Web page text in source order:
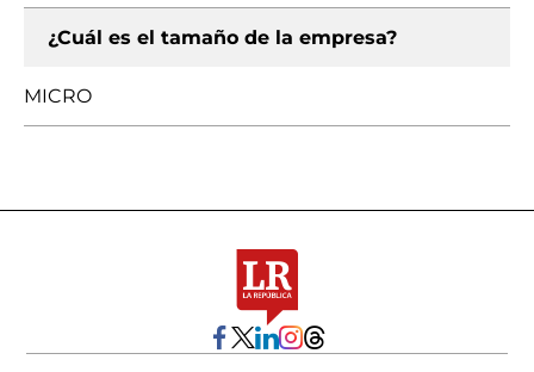
¿Cuál es el tamaño de la empresa?
MICRO